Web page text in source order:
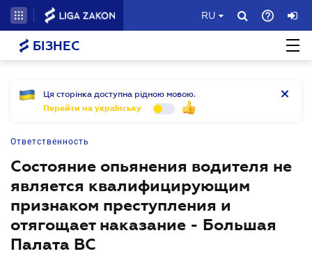
RU
БІЗНЕС
Ця сторінка доступна рідною мовою.
Перейти на українську
Ответственность
Состояние опьянения водителя не
является квалифицирующим
признаком преступления и
отягощает наказание - Большая
Палата ВС